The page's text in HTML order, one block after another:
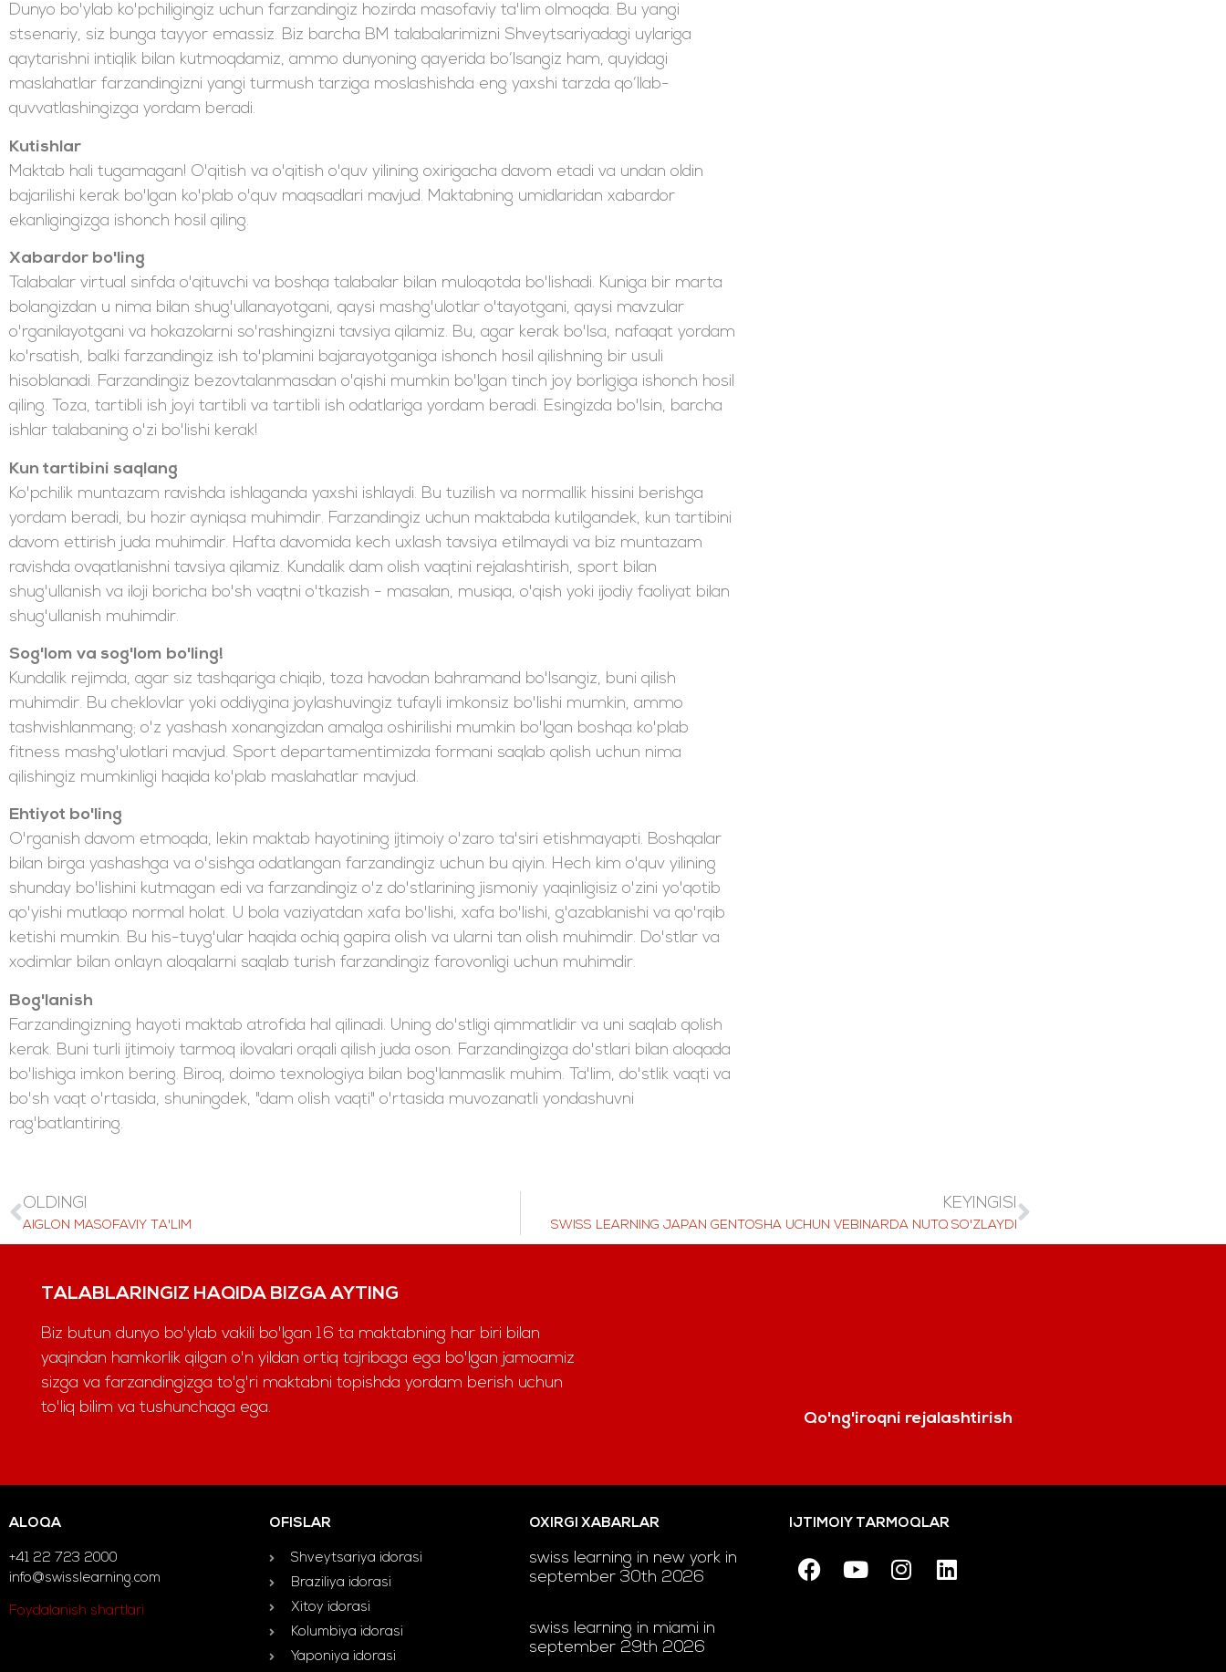
Dunyo bo'ylab ko'pchiligingiz uchun farzandingiz hozirda masofaviy ta'lim olmoqda. Bu yangi
stsenariy, siz bunga tayyor emassiz. Biz barcha BM talabalarimizni Shveytsariyadagi uylariga
qaytarishni intiqlik bilan kutmoqdamiz, ammo dunyoning qayerida bo‘lsangiz ham, quyidagi
maslahatlar farzandingizni yangi turmush tarziga moslashishda eng yaxshi tarzda qo‘llab-
quvvatlashingizga yordam beradi.
Kutishlar
Maktab hali tugamagan! O'qitish va o'qitish o'quv yilining oxirigacha davom etadi va undan oldin
bajarilishi kerak bo'lgan ko'plab o'quv maqsadlari mavjud. Maktabning umidlaridan xabardor
ekanligingizga ishonch hosil qiling.
Xabardor bo'ling
Talabalar virtual sinfda o'qituvchi va boshqa talabalar bilan muloqotda bo'lishadi. Kuniga bir marta
bolangizdan u nima bilan shug'ullanayotgani, qaysi mashg'ulotlar o'tayotgani, qaysi mavzular
o'rganilayotgani va hokazolarni so'rashingizni tavsiya qilamiz. Bu, agar kerak bo'lsa, nafaqat yordam
ko'rsatish, balki farzandingiz ish to'plamini bajarayotganiga ishonch hosil qilishning bir usuli
hisoblanadi. Farzandingiz bezovtalanmasdan o'qishi mumkin bo'lgan tinch joy borligiga ishonch hosil
qiling. Toza, tartibli ish joyi tartibli va tartibli ish odatlariga yordam beradi. Esingizda bo'lsin, barcha
ishlar talabaning o'zi bo'lishi kerak!
Kun tartibini saqlang
Ko'pchilik muntazam ravishda ishlaganda yaxshi ishlaydi. Bu tuzilish va normallik hissini berishga
yordam beradi, bu hozir ayniqsa muhimdir. Farzandingiz uchun maktabda kutilgandek, kun tartibini
davom ettirish juda muhimdir. Hafta davomida kech uxlash tavsiya etilmaydi va biz muntazam
ravishda ovqatlanishni tavsiya qilamiz. Kundalik dam olish vaqtini rejalashtirish, sport bilan
shug'ullanish va iloji boricha bo'sh vaqtni o'tkazish - masalan, musiqa, o'qish yoki ijodiy faoliyat bilan
shug'ullanish muhimdir.
Sog'lom va sog'lom bo'ling!
Kundalik rejimda, agar siz tashqariga chiqib, toza havodan bahramand bo'lsangiz, buni qilish
muhimdir. Bu cheklovlar yoki oddiygina joylashuvingiz tufayli imkonsiz bo'lishi mumkin, ammo
tashvishlanmang; o'z yashash xonangizdan amalga oshirilishi mumkin bo'lgan boshqa ko'plab
fitness mashg'ulotlari mavjud. Sport departamentimizda formani saqlab qolish uchun nima
qilishingiz mumkinligi haqida ko'plab maslahatlar mavjud.
Ehtiyot bo'ling
O'rganish davom etmoqda, lekin maktab hayotining ijtimoiy o'zaro ta'siri etishmayapti. Boshqalar
bilan birga yashashga va o'sishga odatlangan farzandingiz uchun bu qiyin. Hech kim o'quv yilining
shunday bo'lishini kutmagan edi va farzandingiz o'z do'stlarining jismoniy yaqinligisiz o'zini yo'qotib
qo'yishi mutlaqo normal holat. U bola vaziyatdan xafa bo'lishi, xafa bo'lishi, g'azablanishi va qo'rqib
ketishi mumkin. Bu his-tuyg'ular haqida ochiq gapira olish va ularni tan olish muhimdir. Do'stlar va
xodimlar bilan onlayn aloqalarni saqlab turish farzandingiz farovonligi uchun muhimdir.
Bog'lanish
Farzandingizning hayoti maktab atrofida hal qilinadi. Uning do'stligi qimmatlidir va uni saqlab qolish
kerak. Buni turli ijtimoiy tarmoq ilovalari orqali qilish juda oson. Farzandingizga do'stlari bilan aloqada
bo'lishiga imkon bering. Biroq, doimo texnologiya bilan bog'lanmaslik muhim. Ta'lim, do'stlik vaqti va
bo'sh vaqt o'rtasida, shuningdek, "dam olish vaqti" o'rtasida muvozanatli yondashuvni
rag'batlantiring.
OLDINGI
AIGLON MASOFAVIY TA'LIM
KEYINGISI
SWISS LEARNING JAPAN GENTOSHA UCHUN VEBINARDA NUTQ SO'ZLAYDI
TALABLARINGIZ HAQIDA BIZGA AYTING
Biz butun dunyo bo'ylab vakili bo'lgan 16 ta maktabning har biri bilan
yaqindan hamkorlik qilgan o'n yildan ortiq tajribaga ega bo'lgan jamoamiz
sizga va farzandingizga to'g'ri maktabni topishda yordam berish uchun
to'liq bilim va tushunchaga ega.
Qo'ng'iroqni rejalashtirish
ALOQA
+41 22 723 2000
info@swisslearning.com
Foydalanish shartlari
OFISLAR
Shveytsariya idorasi
Braziliya idorasi
Xitoy idorasi
Kolumbiya idorasi
Yaponiya idorasi
OXIRGI XABARLAR
swiss learning in new york in
september 30th 2026
swiss learning in miami in
september 29th 2026
IJTIMOIY TARMOQLAR